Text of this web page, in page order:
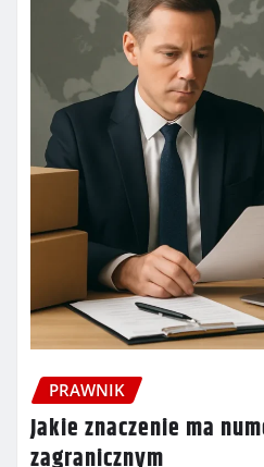
PRAWNIK
Jakie znaczenie ma
zagranicznym